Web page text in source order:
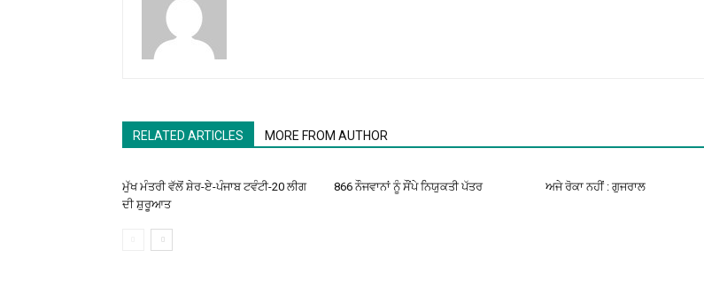
RELATED ARTICLES MORE FROM AUTHOR
ਮੁੱਖ ਮੰਤਰੀ ਵੱਲੋਂ ਸ਼ੇਰ-ਏ-ਪੰਜਾਬ ਟਵੰਟੀ-20 ਲੀਗ
ਦੀ ਸ਼ੁਰੂਆਤ
866 ਨੌਜਵਾਨਾਂ ਨੂੰ ਸੌਂਪੇ ਨਿਯੁਕਤੀ ਪੱਤਰ ਅਜੇ ਰੋਕਾ ਨਹੀਂ : ਗੁਜਰਾਲ